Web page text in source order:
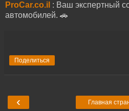
ProCar.co.il : Ваш экспертный
автомобилей. 🚗
Поделиться
‹ Главная